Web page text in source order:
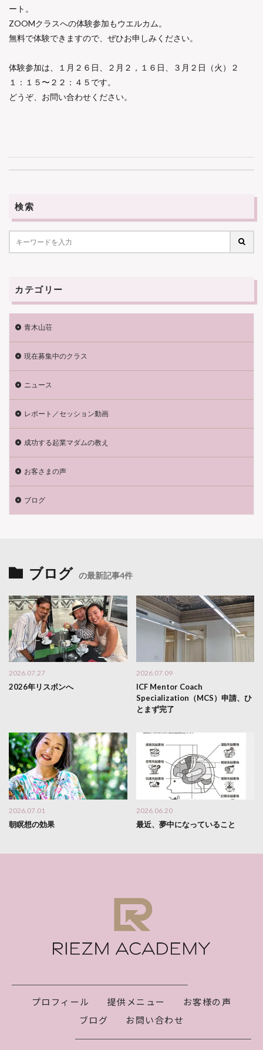
ート。
ZOOMクラスへの体験参加もウエルカム。
無料で体験できますので、ぜひお申しみください。
体験参加は、１月２６日、２月２，１６日、３月２日（火）２
１：１５〜２２：４５です。
どうぞ、お問い合わせください。
検索
カテゴリー
青木山荘
現在募集中のクラス
ニュース
レポート／セッション動画
成功する起業マダムの教え
お客さまの声
ブログ
ブログ の最新記事4件
2026.07.27
2026年リスボンへ
2026.07.09
ICF Mentor Coach
Specialization（MCS）申請、ひ
とまず完了
2026.07.01
朝瞑想の効果
2026.06.20
最近、夢中になっていること
プロフィール 提供メニュー
お客様の声
ブログ
お問い合わせ